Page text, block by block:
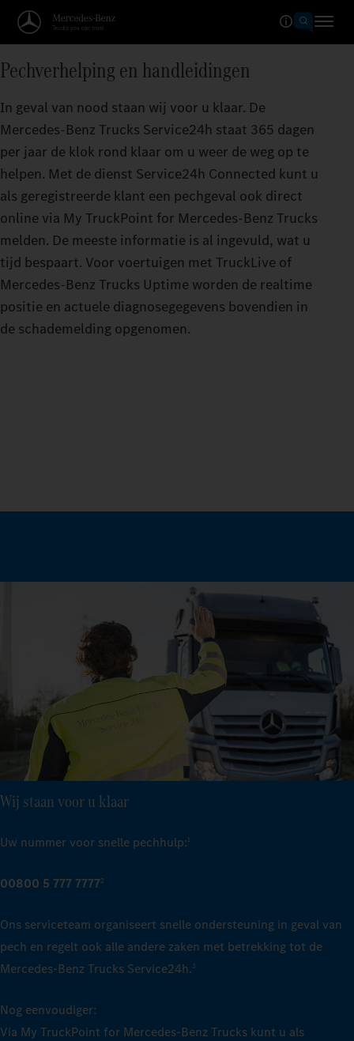
Pechverhelping en handleidingen
In geval van nood staan wij voor u klaar. De
Mercedes-Benz Trucks Service24h staat 365 dagen
per jaar de klok rond klaar om u weer de weg op te
helpen. Met de dienst Service24h Connected kunt u
als geregistreerde klant een pechgeval ook direct
online via My TruckPoint for Mercedes-Benz Trucks
melden. De meeste informatie is al ingevuld, wat u
tijd bespaart. Voor voertuigen met TruckLive of
Mercedes-Benz Trucks Uptime worden de realtime
positie en actuele diagnosegegevens bovendien in
de schademelding opgenomen.
Wij staan voor u klaar
Uw nummer voor snelle pechhulp:1
00800 5 777 77772
Ons serviceteam organiseert snelle ondersteuning in geval van
pech en regelt ook alle andere zaken met betrekking tot de
Mercedes‑Benz Trucks Service24h.3
Nog eenvoudiger:
Via My TruckPoint for Mercedes‑Benz Trucks kunt u als